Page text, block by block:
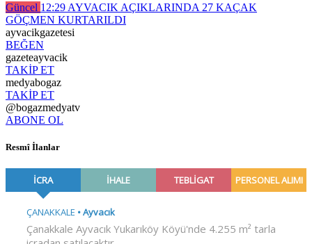
Güncel 12:29 AYVACIK AÇIKLARINDA 27 KAÇAK
GÖÇMEN KURTARILDI
ayvacikgazetesi
BEĞEN
gazeteayvacik
TAKİP ET
medyabogaz
TAKİP ET
@bogazmedyatv
ABONE OL
Resmî İlanlar